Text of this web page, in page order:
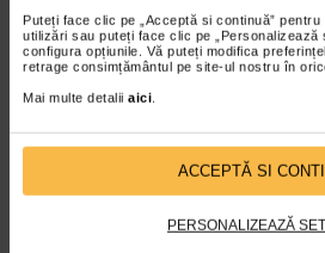
Puteți face clic pe „Acceptă si continuă”
utilizări sau puteți face clic pe „Personalizează
configura opțiunile. Vă puteți modifica
retrage consimțământul pe site-ul nostru în
Mai multe detalii aici.
ACCEPTĂ SI
PERSONALIZEAZĂ
alimentar sub forma de drajeuri…
Plătești 2, primești 3